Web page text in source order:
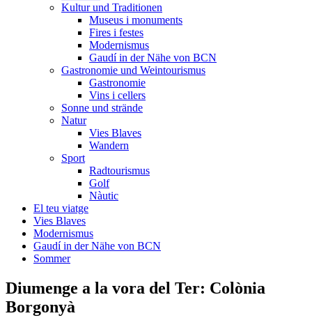
Kultur und Traditionen
Museus i monuments
Fires i festes
Modernismus
Gaudí in der Nähe von BCN
Gastronomie und Weintourismus
Gastronomie
Vins i cellers
Sonne und strände
Natur
Vies Blaves
Wandern
Sport
Radtourismus
Golf
Nàutic
El teu viatge
Vies Blaves
Modernismus
Gaudí in der Nähe von BCN
Sommer
Diumenge a la vora del Ter: Colònia
Borgonyà